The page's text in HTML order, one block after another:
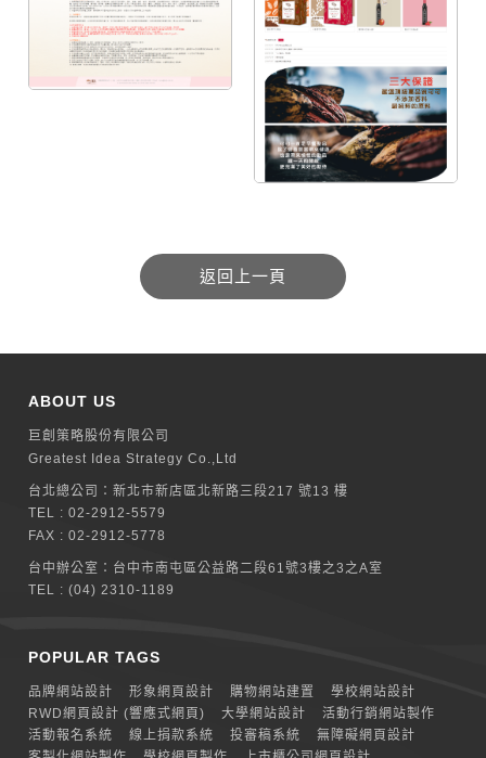
ABOUT US
巨創策略股份有限公司
Greatest Idea Strategy Co.,Ltd
台北總公司：新北巿新店區北新路三段217 號13 樓
TEL :02-2912-5579
FAX : 02-2912-5778
台中辦公室： 台中市南屯區公益路二段61號3樓之3之A室
TEL :(04) 2310-1189
POPULAR TAGS
品牌網站設計 形象網頁設計 購物網站建置
學校網站設計
RWD網頁設計 (響應式網頁)
大學網站設計
活動行銷網站製作
活動報名系統
線上捐款系統 投審稿系統
無障礙網頁設計